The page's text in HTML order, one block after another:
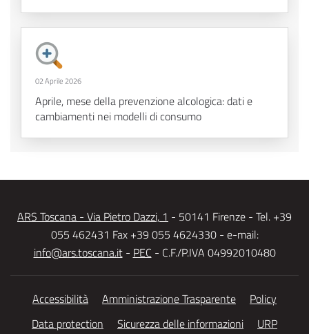
02 Aprile 2026
Aprile, mese della prevenzione alcologica: dati e
cambiamenti nei modelli di consumo
ARS Toscana - Via Pietro Dazzi, 1 - 50141 Firenze - Tel. +39
055 462431 Fax +39 055 4624330 - e-mail:
info@ars.toscana.it- PEC - C.F./P.IVA 04992010480
Accessibilità Amministrazione Trasparente
Policy
Data protection
Sicurezza delle informazioni URP